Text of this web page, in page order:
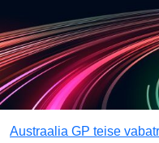
Austraalia GP teise